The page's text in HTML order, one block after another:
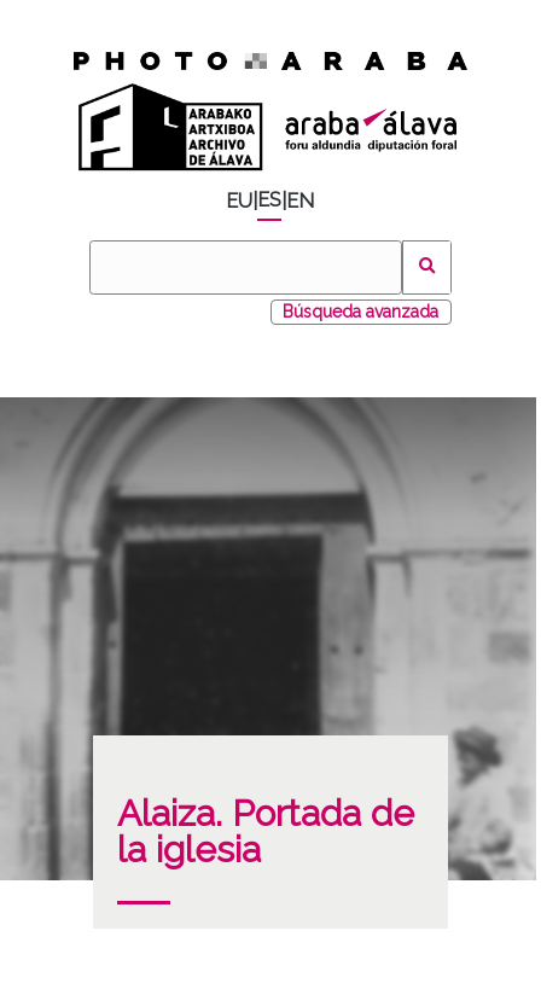
EU ES EN
Búsqueda avanzada
Alaiza. Portada de
la iglesia